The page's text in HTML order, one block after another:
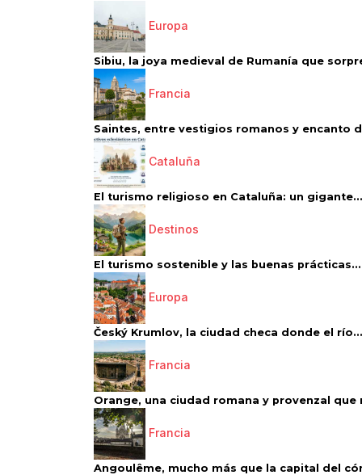
Europa
Sibiu, la joya medieval de Rumanía que
Francia
Saintes, entre vestigios romanos y encanto
Cataluña
El turismo religioso en Cataluña: un gigante...
Destinos
El turismo sostenible y las buenas prácticas...
Europa
Český Krumlov, la ciudad checa donde el río...
Francia
Orange, una ciudad romana y provenzal que
Francia
Angoulême, mucho más que la capital del